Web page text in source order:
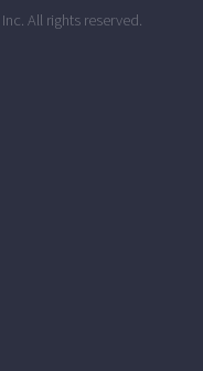
Inc. All rights reserved.